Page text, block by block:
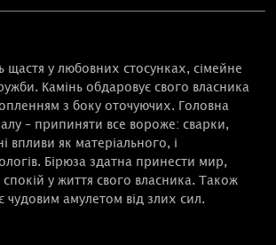
щастя у любовних стосунках, сімейне
Камінь обдаровує свого власника
з боку оточуючих. Головна
– припиняти все вороже: сварки,
впливи як матеріального, і
Бірюза здатна принести мир,
спокій у життя свого власника. Також
чудовим амулетом від злих сил.